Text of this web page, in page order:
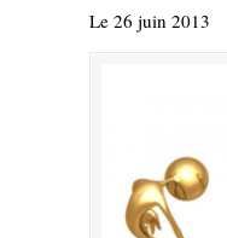
Le 26 juin 2013